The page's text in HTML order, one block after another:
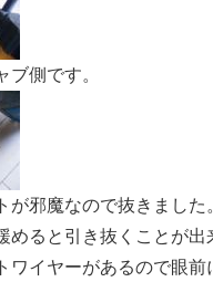
ブ側です。
が邪魔なので抜きました
めると引き抜くことが出
ワイヤーがあるので眼前